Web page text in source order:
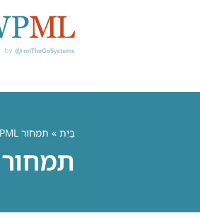
בַּיִת » תמחור WPML
תמחור WPML